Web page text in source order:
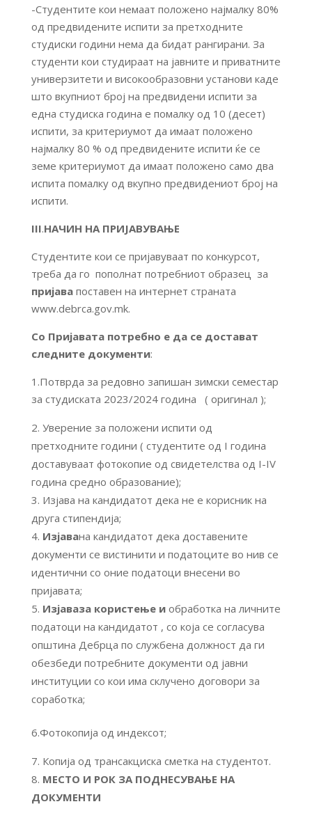
-Студентите кои немаат положено најмалку 80%
од предвидените испити за претходните
студиски години нема да бидат рангирани. За
студенти кои студираат на јавните и приватните
универзитети и високообразовни установи каде
што вкупниот број на предвидени испити за
една студиска година е помалку од 10 (десет)
испити, за критериумот да имаат положено
најмалку 80 % од предвидените испити ќе се
земе критериумот да имаат положено само два
испита помалку од вкупно предвидениот број на
испити.
III.НАЧИН НА ПРИЈАВУВАЊЕ
Студентите кои се пријавуваат по конкурсот,
треба да го пополнат потребниот образец за
пријавапоставен на интернет страната
www.debrca.gov.mk.
Со Пријавата потребно е да се достават
следните документи:
1.Потврда за редовно запишан зимски семестар
за студиската 2023/2024 година ( оригинал );
Уверение за положени испити од
претходните години ( студентите од I година
доставуваат фотокопие од свидетелства од I-IV
година средно образование);
Изјава на кандидатот дека не е корисник на
друга стипендија;
Изјавана кандидатот дека доставените
документи се вистинити и податоците во нив се
идентични со оние податоци внесени во
пријавата;
Изјаваза користење иобработка на личните
податоци на кандидатот , со која се согласува
општина Дебрца по службена должност да ги
обезбеди потребните документи од јавни
институции со кои има склучено договори за
соработка;
6.Фотокопија од индексот;
Копија од трансакциска сметка на студентот.
МЕСТО И РОК ЗА ПОДНЕСУВАЊЕ НА
ДОКУМЕНТИ